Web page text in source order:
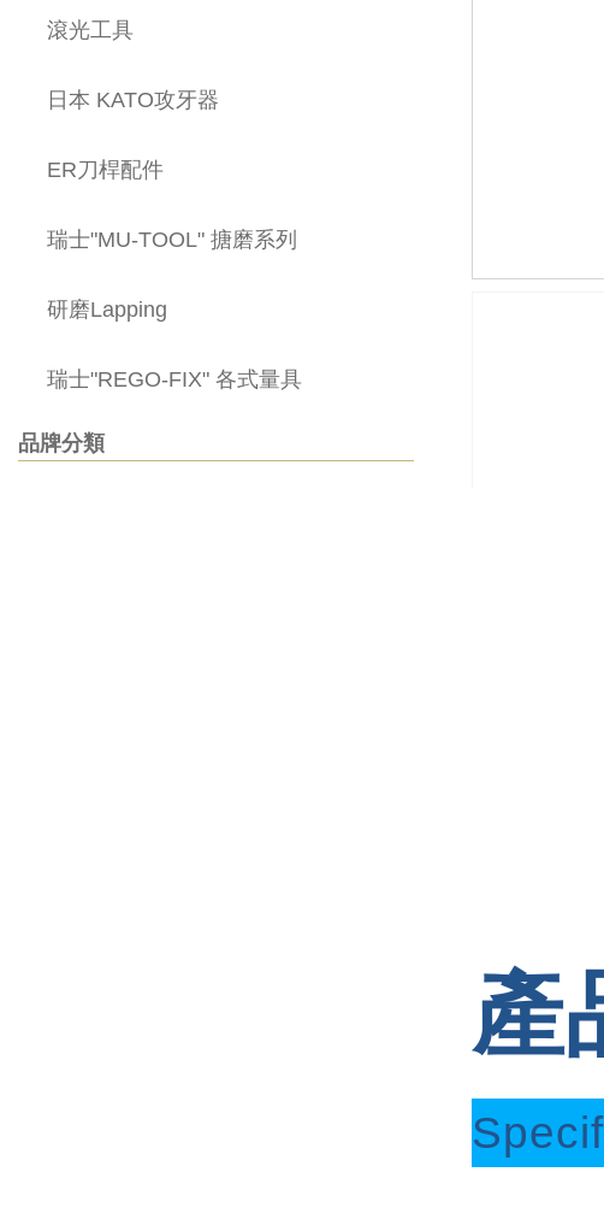
滾光工具
日本 KATO攻牙器
ER刀桿配件
瑞士"MU-TOOL" 搪磨系列
研磨Lapping
瑞士"REGO-FIX" 各式量具
品牌分類
產